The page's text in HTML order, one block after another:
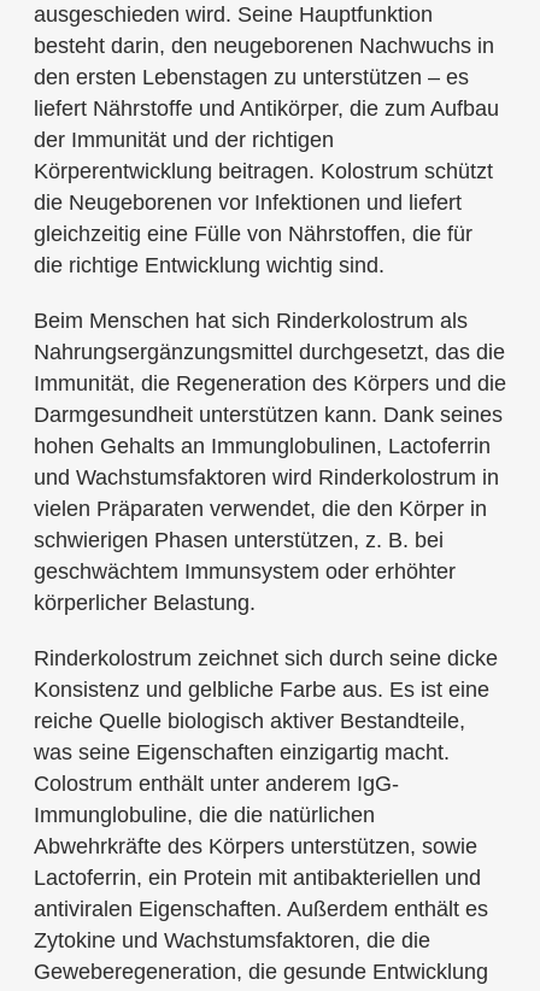
ausgeschieden wird. Seine Hauptfunktion
besteht darin, den neugeborenen Nachwuchs in
den ersten Lebenstagen zu unterstützen – es
liefert Nährstoffe und Antikörper, die zum Aufbau
der Immunität und der richtigen
Körperentwicklung beitragen. Kolostrum schützt
die Neugeborenen vor Infektionen und liefert
gleichzeitig eine Fülle von Nährstoffen, die für
die richtige Entwicklung wichtig sind.
Beim Menschen hat sich Rinderkolostrum als
Nahrungsergänzungsmittel durchgesetzt, das die
Immunität, die Regeneration des Körpers und die
Darmgesundheit unterstützen kann. Dank seines
hohen Gehalts an Immunglobulinen, Lactoferrin
und Wachstumsfaktoren wird Rinderkolostrum in
vielen Präparaten verwendet, die den Körper in
schwierigen Phasen unterstützen, z. B. bei
geschwächtem Immunsystem oder erhöhter
körperlicher Belastung.
Rinderkolostrum zeichnet sich durch seine dicke
Konsistenz und gelbliche Farbe aus. Es ist eine
reiche Quelle biologisch aktiver Bestandteile,
was seine Eigenschaften einzigartig macht.
Colostrum enthält unter anderem IgG-
Immunglobuline, die die natürlichen
Abwehrkräfte des Körpers unterstützen, sowie
Lactoferrin, ein Protein mit antibakteriellen und
antiviralen Eigenschaften. Außerdem enthält es
Zytokine und Wachstumsfaktoren, die die
Geweberegeneration, die gesunde Entwicklung